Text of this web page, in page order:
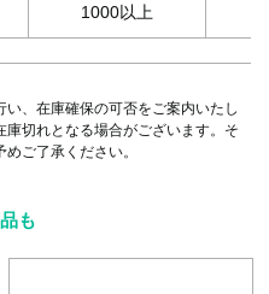
1000以上
、在庫確保の可否をご案内いたし
切れとなる場合がございます。そ
ご了承ください。
も